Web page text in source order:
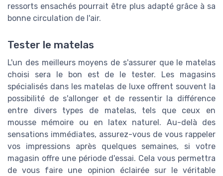
ressorts ensachés pourrait être plus adapté grâce à sa
bonne circulation de l'air.
Tester le matelas
L'un des meilleurs moyens de s'assurer que le matelas
choisi sera le bon est de le tester. Les magasins
spécialisés dans les matelas de luxe offrent souvent la
possibilité de s'allonger et de ressentir la différence
entre divers types de matelas, tels que ceux en
mousse mémoire ou en latex naturel. Au-delà des
sensations immédiates, assurez-vous de vous rappeler
vos impressions après quelques semaines, si votre
magasin offre une période d'essai. Cela vous permettra
de vous faire une opinion éclairée sur le véritable